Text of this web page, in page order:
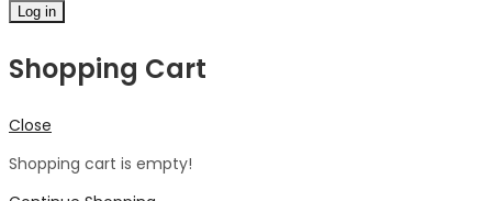
Log in
Shopping Cart
Close
Shopping cart is empty!